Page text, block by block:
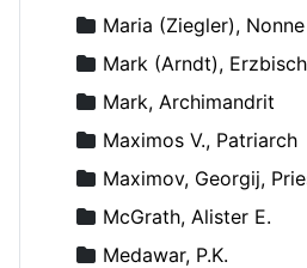
Maria (Ziegler), Nonne
Mark (Arndt),
Mark, Archimandrit
Maximos V., Patriarch
Maximov, Georgij,
McGrath, Alister E.
Medawar, P.K.